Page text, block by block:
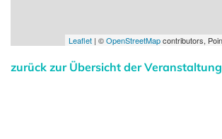
Leaflet | ©OpenStreetMapcontributors,
zurück zur Übersicht der